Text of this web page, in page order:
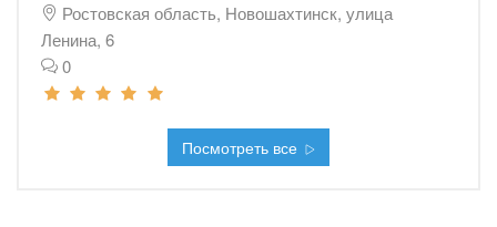
Ростовская область, Новошахтинск, улица
Ленина, 6
0
Посмотреть все